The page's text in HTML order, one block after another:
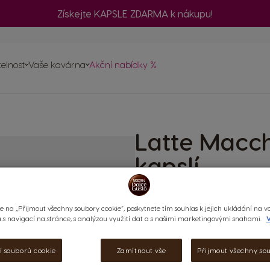
Získejte KAPSLE ZDARMA k nákupu!
Vaše kavárna Akční nabídky %
Latte
kapslí
KAPSLE:x24 x24
Dopřejte si požitek, který vás
mléko s bohatou a hustou
na „Přijmout všechny soubory cookie“, poskytnete tím souhlas k jejich ukládání na
s navigací na stránce, s analýzou využití dat a s našimi marketingovými snahami.
souborů cookie Zamítnout vše Přijmout všechny